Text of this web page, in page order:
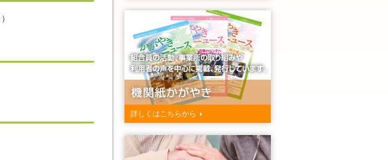
）
詳しくはこちらから